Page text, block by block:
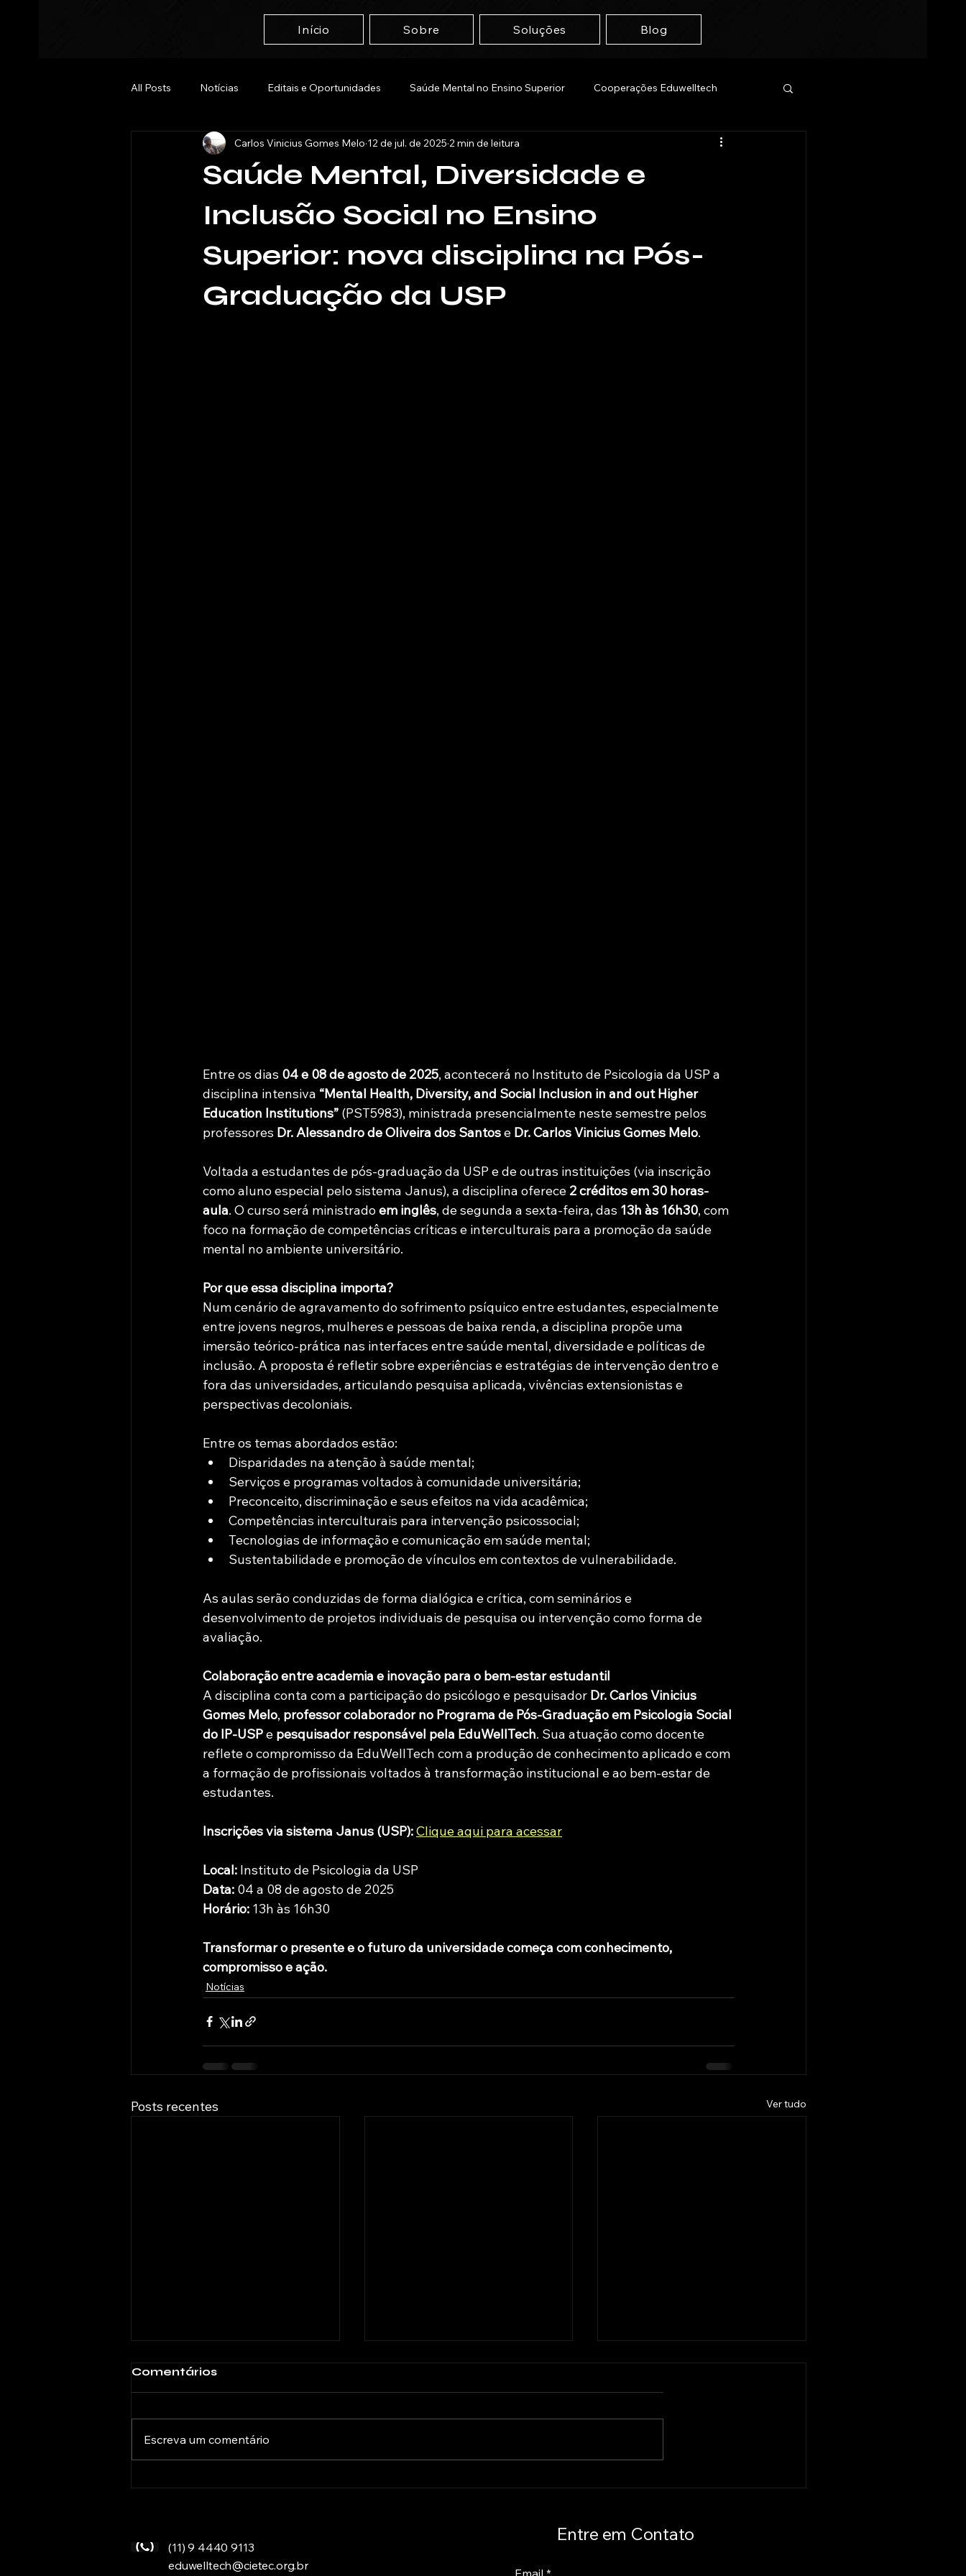
Início Sobre Soluções Blog
All Posts Notícias Editais e Oportunidades Saúde Mental no Ensino Superior Cooperações Eduwelltech
Entrevistas
Saúde Mental, Diversidade e
Inclusão Social no Ensino
Superior: nova disciplina na Pós-
Graduação da USP
Carlos Vinicius Gomes Melo 12 de jul. de 2025 2 min de leitura
Entre os dias 04 e 08 de agosto de 2025, acontecerá no Instituto de Psicologia da USP a
disciplina intensiva “Mental Health, Diversity, and Social Inclusion in and out Higher
Education Institutions” (PST5983), ministrada presencialmente neste semestre pelos
professores Dr. Alessandro de Oliveira dos Santos e Dr. Carlos Vinicius Gomes Melo.
Voltada a estudantes de pós-graduação da USP e de outras instituições (via inscrição
como aluno especial pelo sistema Janus), a disciplina oferece 2 créditos em 30 horas-
aula. O curso será ministrado em inglês, de segunda a sexta-feira, das 13h às 16h30, com
foco na formação de competências críticas e interculturais para a promoção da saúde
mental no ambiente universitário.
Por que essa disciplina importa?
Num cenário de agravamento do sofrimento psíquico entre estudantes, especialmente
entre jovens negros, mulheres e pessoas de baixa renda, a disciplina propõe uma
imersão teórico-prática nas interfaces entre saúde mental, diversidade e políticas de
inclusão. A proposta é refletir sobre experiências e estratégias de intervenção dentro e
fora das universidades, articulando pesquisa aplicada, vivências extensionistas e
perspectivas decoloniais.
Entre os temas abordados estão:
Disparidades na atenção à saúde mental;
Serviços e programas voltados à comunidade universitária;
Preconceito, discriminação e seus efeitos na vida acadêmica;
Competências interculturais para intervenção psicossocial;
Tecnologias de informação e comunicação em saúde mental;
Sustentabilidade e promoção de vínculos em contextos de vulnerabilidade.
As aulas serão conduzidas de forma dialógica e crítica, com seminários e
desenvolvimento de projetos individuais de pesquisa ou intervenção como forma de
avaliação.
Colaboração entre academia e inovação para o bem-estar estudantil
A disciplina conta com a participação do psicólogo e pesquisador Dr. Carlos Vinicius
Gomes Melo, professor colaborador no Programa de Pós-Graduação em Psicologia Social
do IP-USP e pesquisador responsável pela EduWellTech. Sua atuação como docente
reflete o compromisso da EduWellTech com a produção de conhecimento aplicado e com
a formação de profissionais voltados à transformação institucional e ao bem-estar de
estudantes.
Inscrições via sistema Janus (USP):Clique aqui para acessar
Local: Instituto de Psicologia da USP
Data: 04 a 08 de agosto de 2025
Horário: 13h às 16h30
Transformar o presente e o futuro da universidade começa com conhecimento,
compromisso e ação.
Notícias
Posts recentes Ver tudo
inovação psicossocial,
saúde mental estudantil
Comentários
Escreva um comentário
(11) 9 4440 9113
Entre em Contato
eduwelltech@cietec.org.br